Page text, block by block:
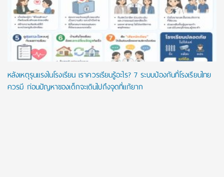
หลังเหตุรุนแรงในโรงเรียน เราควรเรียนรู้อะไร? 7 ระบบป้องกันที่โรงเรียนไทย
ควรมี ก่อนปัญหาของเด็กจะเดินไปถึงจุดที่แก้ยาก